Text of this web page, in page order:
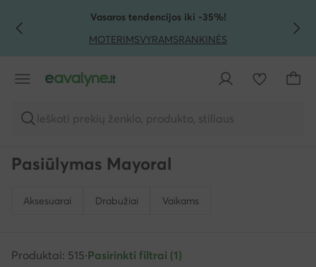
PEREITI PRIE PAGRINDINIO TURINIO
PEREITI Į PAIEŠKĄVasaros tendencijos iki -35%!
MOTERIMSVYRAMSRANKINĖS
Ieškoti prekių ženklo, produkto, stiliaus
Pasiūlymas Mayoral
Aksesuarai Drabužiai Vaikams
Produktai: 515·Pasirinkti filtrai (1)